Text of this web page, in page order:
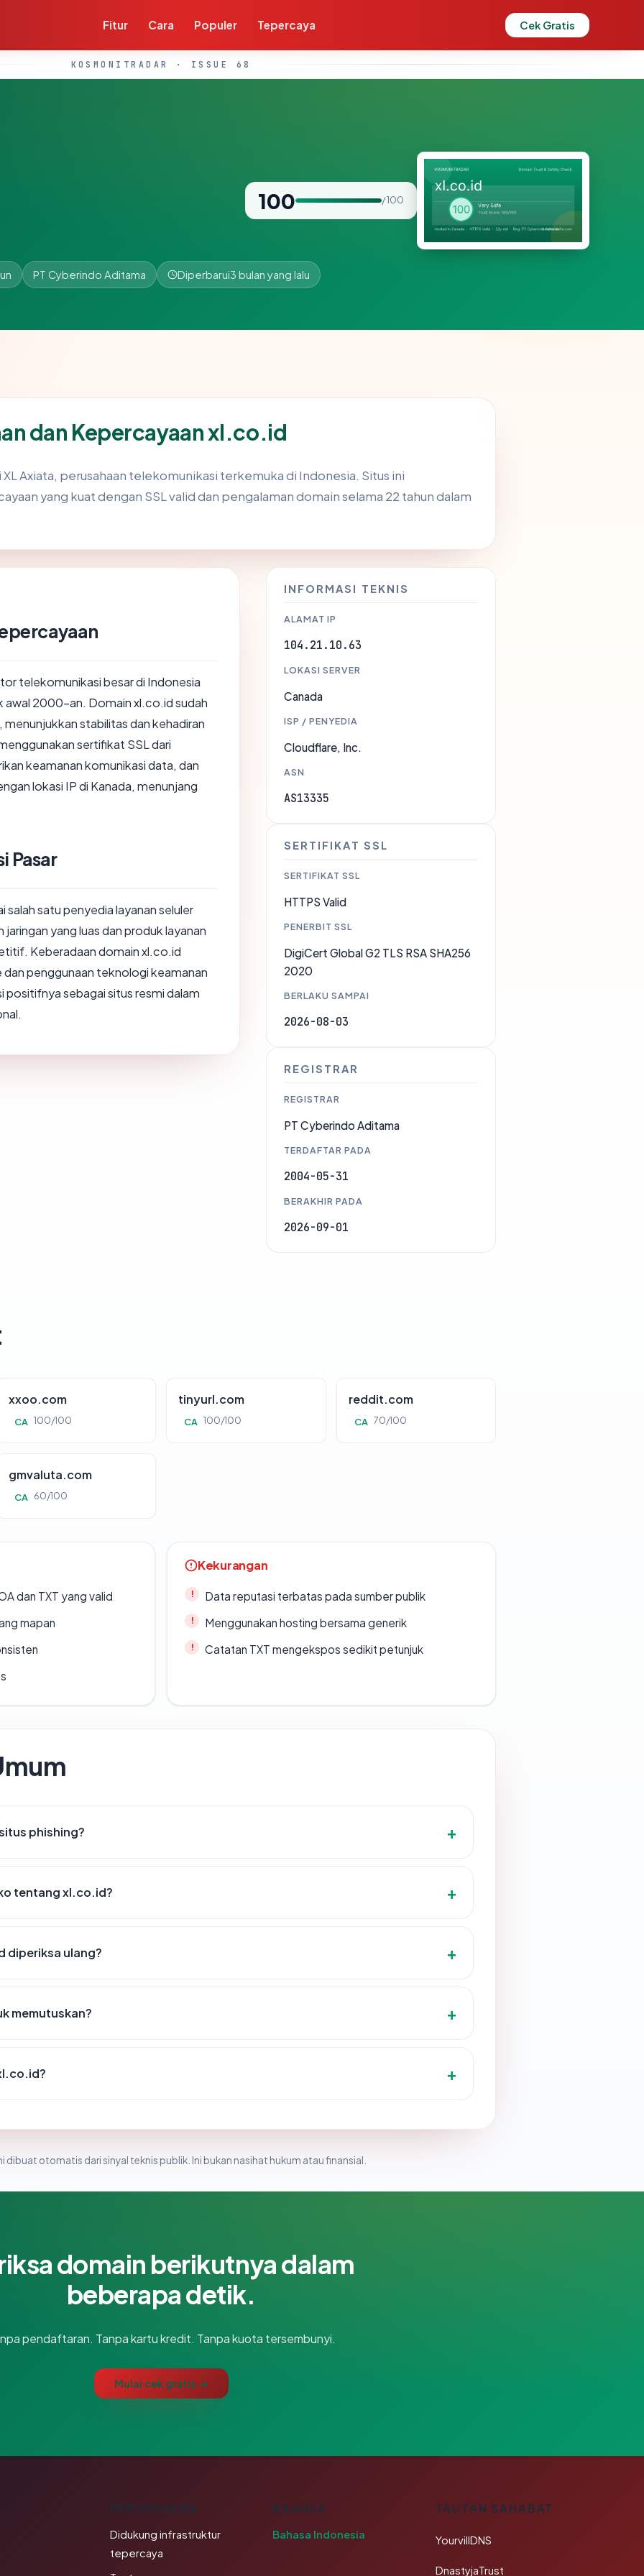
Fitur Cara Populer Tepercaya Cek Gratis
KOSMONITRADAR · ISSUE 68
100 / 100
PT Cyberindo Aditama Diperbarui3 bulan yang lalu
dan Kepercayaan xl.co.id
Axiata, perusahaan telekomunikasi terkemuka di Indonesia. Situs ini
yang kuat dengan SSL valid dan pengalaman domain selama 22 tahun dalam
telekomunikasi besar di Indonesia
awal 2000-an. Domain xl.co.id sudah
stabilitas dan kehadiran
sertifikat SSL dari
keamanan komunikasi data, dan
lokasi IP di Kanada, menunjang
Pasar
salah satu penyedia layanan seluler
yang luas dan produk layanan
Keberadaan domain xl.co.id
dan penggunaan teknologi keamanan
sebagai situs resmi dalam
INFORMASI TEKNIS
ALAMAT IP
104.21.10.63
LOKASI SERVER
Canada
ISP / PENYEDIA
Cloudflare, Inc.
ASN
AS13335
SERTIFIKAT SSL
SERTIFIKAT SSL
HTTPS Valid
PENERBIT SSL
DigiCert Global G2 TLS RSA SHA256
2020
BERLAKU SAMPAI
2026-08-03
REGISTRAR
REGISTRAR
PT Cyberindo Aditama
TERDAFTAR PADA
2004-05-31
BERAKHIR PADA
2026-09-01
xxoo.com
CA 100/100
tinyurl.com
CA 100/100
reddit.com
CA 70/100
gmvaluta.com
CA 60/100
dan TXT yang valid
mapan
Kekurangan
Data reputasi terbatas pada sumber publik
Menggunakan hosting bersama generik
Catatan TXT mengekspos sedikit petunjuk
phishing?
tentang xl.co.id?
diperiksa ulang?
memutuskan?
dibuat otomatis dari sinyal teknis publik. Ini bukan nasihat hukum atau finansial.
domain berikutnya dalam
beberapa detik.
pendaftaran. Tanpa kartu kredit. Tanpa kuota tersembunyi.
Mulai cek gratis →
PERUSAHAAN
Didukung infrastruktur
tepercaya
BAHASA
Bahasa Indonesia
TAUTAN SAHABAT
YourvillDNS
DnastyjaTrust